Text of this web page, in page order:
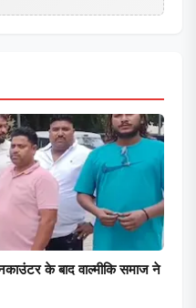
के बाद वाल्मीकि समाज ने